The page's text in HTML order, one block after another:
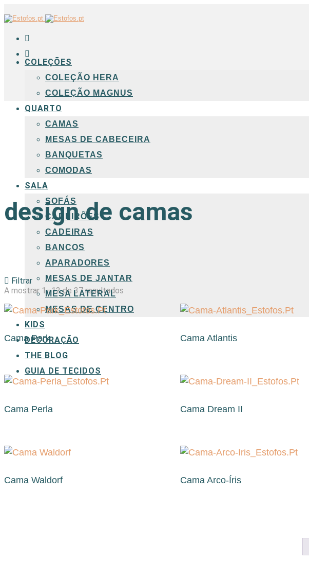
COLEÇÕES
COLEÇÃO HERA
COLEÇÃO MAGNUS
QUARTO
CAMAS
MESAS DE CABECEIRA
BANQUETAS
COMODAS
SALA
SOFÁS
CADEIRÕES
CADEIRAS
BANCOS
APARADORES
MESAS DE JANTAR
MESA LATERAL
MESAS DE CENTRO
KIDS
DECORAÇÃO
THE BLOG
GUIA DE TECIDOS
design de camas
Filtrar
A mostrar 1–12 de 37 resultados
popularidade
Cama Park Cama Atlantis
Cama Perla Cama Dream II
Cama Waldorf Cama Arco-Íris